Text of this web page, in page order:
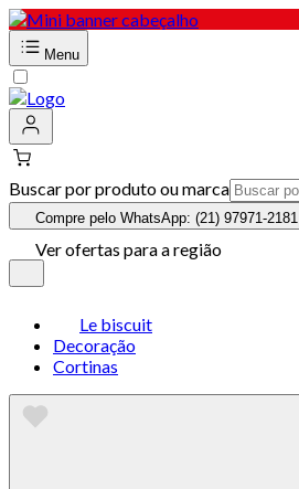
Menu
Buscar por produto ou marca
Compre pelo WhatsApp: (21) 97971-2181
Ver ofertas para a região
Le biscuit
Decoração
Cortinas